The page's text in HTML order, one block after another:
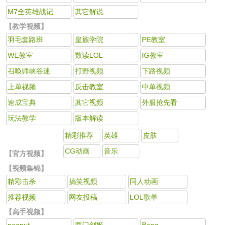
M7全英雄战记
其它解说
【教学视频】
羽毛套路班
皇族学院
PE教室
WE教室
数读LOL
IG教室
召唤师峡谷迷
打野视频
下路视频
上单视频
反击教室
中单视频
速成宝典
其它视频
外服抢先看
玩法教学
版本解读
【官方视频】
精彩推荐 英雄
皮肤
CG动画
音乐
【视频集锦】
精彩击杀
搞笑视频
同人动画
推荐视频
网友投稿
LOL歌单
【高手视频】